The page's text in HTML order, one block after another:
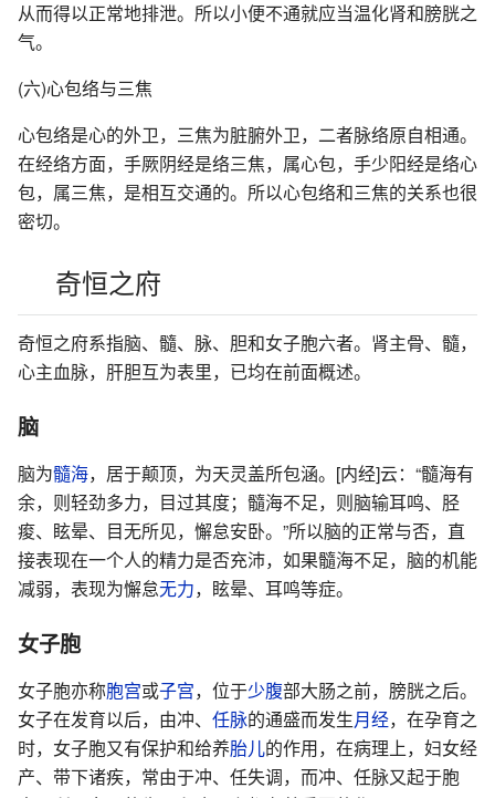
从而得以正常地排泄。所以小便不通就应当温化肾和膀胱之
气。
(六)心包络与三焦
心包络是心的外卫，三焦为脏腑外卫，二者脉络原自相通。
在经络方面，手厥阴经是络三焦，属心包，手少阳经是络心
包，属三焦，是相互交通的。所以心包络和三焦的关系也很
密切。
奇恒之府
奇恒之府系指脑、髓、脉、胆和女子胞六者。肾主骨、髓，
心主血脉，肝胆互为表里，已均在前面概述。
脑
脑为髓海，居于颠顶，为天灵盖所包涵。[内经]云：“髓海有
余，则轻劲多力，目过其度；髓海不足，则脑输耳鸣、胫
痠、眩晕、目无所见，懈怠安卧。”所以脑的正常与否，直
接表现在一个人的精力是否充沛，如果髓海不足，脑的机能
减弱，表现为懈怠无力，眩晕、耳鸣等症。
女子胞
女子胞亦称胞宫或子宫，位于少腹部大肠之前，膀胱之后。
女子在发育以后，由冲、 任脉的通盛而发生月经，在孕育之
时，女子胞又有保护和给养胎儿的作用，在病理上，妇女经
产、带下诸疾，常由于冲、任失调，而冲、任脉又起于胞